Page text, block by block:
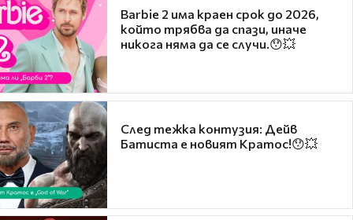
Barbie 2 има краен срок до 2026,
който трябва да спази, иначе
никога няма да се случи.😯💥
След тежка контузия: Дейв
Батиста е новият Кратос!😯💥